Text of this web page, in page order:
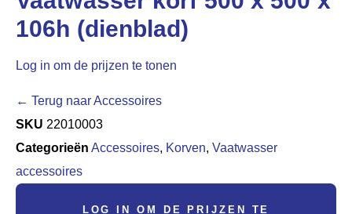
106h (dienblad)
Log in om de prijzen te tonen
← Terug naar Accessoires
SKU 22010003
Categorieën Accessoires, Korven, Vaatwasser
accessoires
LOG IN OM DE PRIJZEN TE